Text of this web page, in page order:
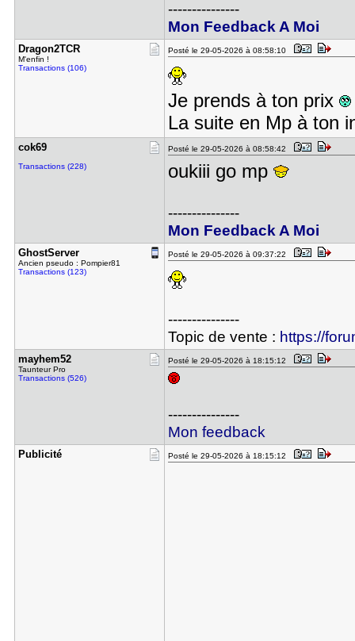
---------------
Mon Feedback A Moi
Dragon2TCR
M'enfin !
Transactions (106)
Posté le 29-05-2026 à 08:58:10
Je prends à ton prix
La suite en Mp à ton
cok69
Transactions (228)
Posté le 29-05-2026 à 08:58:42
oukiii go mp
---------------
Mon Feedback A Moi
GhostServe​r
Ancien pseudo : Pompier81
Transactions (123)
Posté le 29-05-2026 à 09:37:22
---------------
Topic de vente : https://
mayhem52
Taunteur Pro
Transactions (526)
Posté le 29-05-2026 à 18:15:12
---------------
Mon feedback
Publicité Posté le 29-05-2026 à 18:15:12